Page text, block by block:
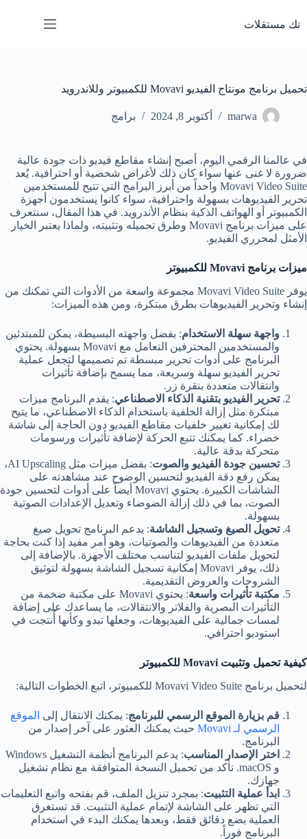
إلى
المحتوى
تك مستقلات
تحميل برنامج مونتاج الفيديو Movavi للكمبيوتر وللاندرويد
marwa أكتوبر 8, 2024 برامج
في عالمنا الرقمي اليوم، أصبح إنشاء مقاطع فيديو ذات جودة عالية
ضرورة لا غنى عنها سواء كان ذلك لأغراض شخصية أو احترافية. يُعد
Movavi Video Suite واحداً من أبرز البرامج التي تتيح للمستخدمين
تحرير الفيديوهات بسهولة واحترافية، سواء كانوا يستخدمون أجهزة
الكمبيوتر أو الهواتف الذكية بنظام الأندرويد. في هذا المقال، سنتعرف
على ميزات برنامج Movavi وطرق تحميله وتثبيته، ولماذا يعتبر الخيار
الأمثل لمحرري الفيديو.
ميزات برنامج
للكمبيوتر
يوفر Movavi Video Suite مجموعة واسعة من الأدوات التي تمكنك من
إنشاء وتحرير الفيديوهات بطرق مبتكرة، ومن هذه الميزات:
واجهة سهلة الاستخدام: بفضل واجهته البسيطة، يمكن للمبتدئين
والمستخدمين المحترفين التعامل مع Movavi بسهولة. يحتوي
البرنامج على أدوات تحرير مبسطة تم تصميمها لتجعل عملية
تحرير الفيديو سهلة وسريعة، مما يسمح بإضافة تأثيرات
وانتقالات متعددة بنقرة زر.
تحرير الفيديو بتقنية الذكاء الاصطناعي: يقدم البرنامج ميزات
مبتكرة مثل إزالة الخلفية باستخدام الذكاء الاصطناعي، ما يتيح
لك إمكانية تغيير خلفيات مقاطع الفيديو دون الحاجة إلى شاشة
خضراء. كما يمكنك تتبع الحركة لإضافة تأثيرات ورسومات
متحركة بدقة عالية.
تحسين جودة الفيديو والصوت
: بفضل ميزات مثل AI Upscaling،
يمكن رفع دقة الفيديو لتحسين الوضوح عند مشاهدته على
الشاشات الكبيرة. يحتوي Movavi أيضاً على أدوات لتحسين جودة
الصوت، بما في ذلك إزالة الضوضاء وتعديل الإعدادات الصوتية
بسهولة.
تحويل الصيغ وتسجيل الشاشة: يدعم البرنامج تحويل صيغ
متعددة من الفيديوهات والصوتيات، وهو أمر مفيد إذا كنت بحاجة
لتحويل ملفات الفيديو لتناسب مختلف الأجهزة. بالإضافة إلى
ذلك، يوفر Movavi إمكانية تسجيل الشاشة بسهولة لتوثيق
الشروحات والعروض التقديمية.
مكتبة تأثيرات واسعة
: يحتوي Movavi على مكتبة ضخمة من
التأثيرات البصرية والفلاتر والانتقالات، ما يساعدك على إضافة
لمسات جمالية على الفيديوهات، وجعلها تبدو وكأنها أُنتجت في
استوديو احترافي.
كيفية تحميل وتثبيت
للكمبيوتر
لتحميل برنامج Movavi Video Suite للكمبيوتر، اتبع الخطوات التالية:
قم بزيارة الموقع الرسمي للبرنامج: يمكنك الانتقال إلى الموقع
الرسمي لـ Movavi
حيث يمكنك العثور على آخر إصدار من
البرنامج.
اختر الإصدار المناسب
: يدعم البرنامج أنظمة التشغيل Windows
و macOS. تأكد من تحميل النسخة المتوافقة مع نظام تشغيل
جهازك.
ابدأ عملية التثبيت: بمجرد تنزيل الملف، قم بفتحه واتبع التعليمات
التي تظهر على الشاشة لإتمام عملية التثبيت. قد تستغرق
العملية بضع دقائق فقط، وبعدها يمكنك البدء في استخدام
البرنامج فوراً.